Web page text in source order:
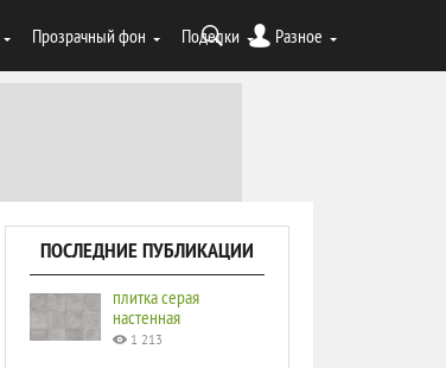
Прозрачный фон Поделки Разное
ПОСЛЕДНИЕ ПУБЛИКАЦИИ
плитка серая
настенная
1 213